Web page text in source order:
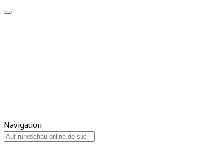
Navigation